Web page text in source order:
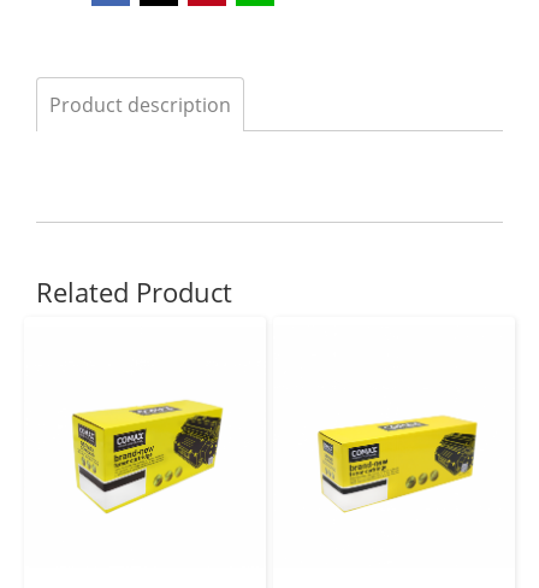
Product description
Related Product